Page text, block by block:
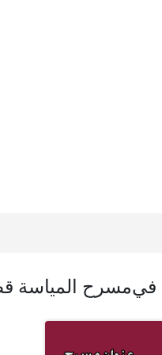
فيمسرح المياسة